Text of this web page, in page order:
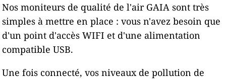
Nos moniteurs de qualité de l'air GAIA sont très
simples à mettre en place : vous n'avez besoin que
d'un point d'accès WIFI et d'une alimentation
compatible USB.
Une fois connecté, vos niveaux de pollution de